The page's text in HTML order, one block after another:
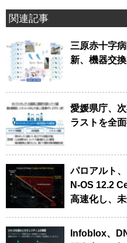
関連記事
三原赤十字
新、機器交
愛媛県庁、
ラストを全
パロアルト
N-OS 12.2
高速化し、
Infoblox、